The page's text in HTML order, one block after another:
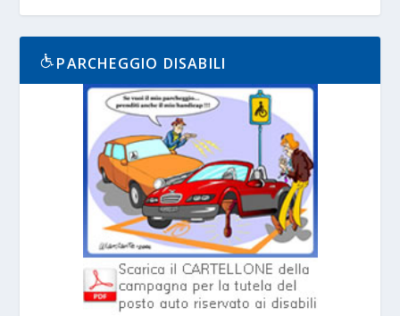
PARCHEGGIO DISABILI